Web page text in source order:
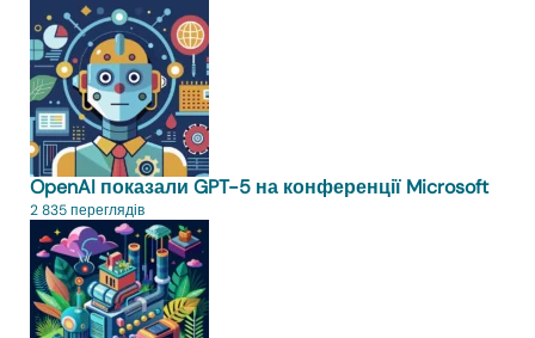
OpenAI показали GPT-5 на конференції Microsoft
2 835 переглядів